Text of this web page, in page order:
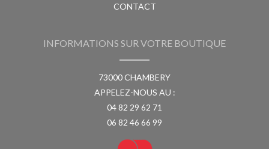
CONTACT
INFORMATIONS SUR VOTRE BOUTIQUE
73000 CHAMBERY
APPELEZ-NOUS AU :
04 82 29 62 71
06 82 46 66 99